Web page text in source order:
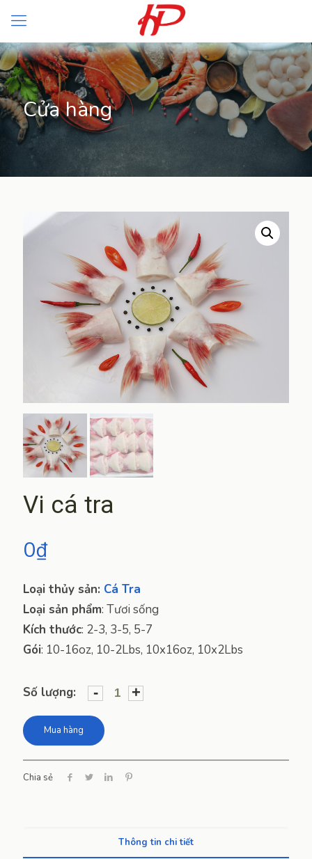
Cửa hàng
Vi cá tra
0₫
Loại thủy sản: Cá Tra
Loại sản phẩm: Tươi sống
Kích thước: 2-3, 3-5, 5-7
Gói: 10-16oz, 10-2Lbs, 10x16oz, 10x2Lbs
Số lượng: - +
Mua hàng
Chia sẻ
Thông tin chi tiết